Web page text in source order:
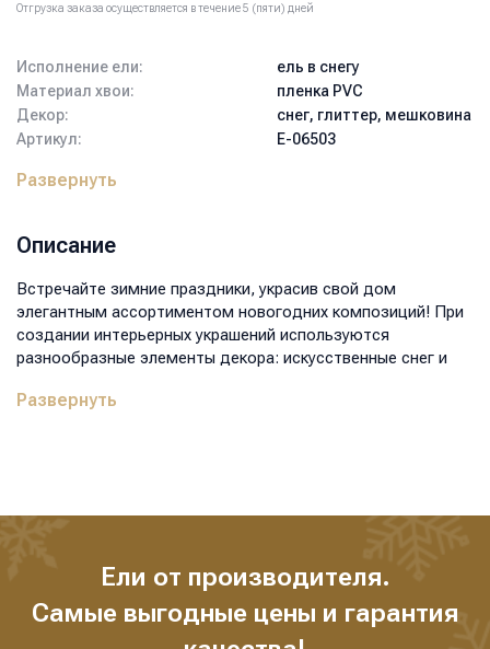
Отгрузка заказа осуществляется в течение 5 (пяти) дней
Исполнение ели:
ель в снегу
Материал хвои:
пленка PVC
Декор:
снег, глиттер, мешковина
Артикул:
Е-06503
Высота:
Вес, кг:
Объем, м3:
0,047
Развернуть
Описание
Встречайте зимние праздники, украсив свой дом
элегантным ассортиментом новогодних композиций! При
создании интерьерных украшений используются
разнообразные элементы декора: искусственные снег и
лампочки. Новогодние композиции - это прекрасное
Развернуть
Ели от производителя.
Самые выгодные цены и гарантия